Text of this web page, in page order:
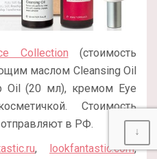
Collection (стоимость
маслом Cleansing Oil
Oil (20 мл), кремом Eye
Стоимость
в РФ.
, lookfantastic.com,
↓